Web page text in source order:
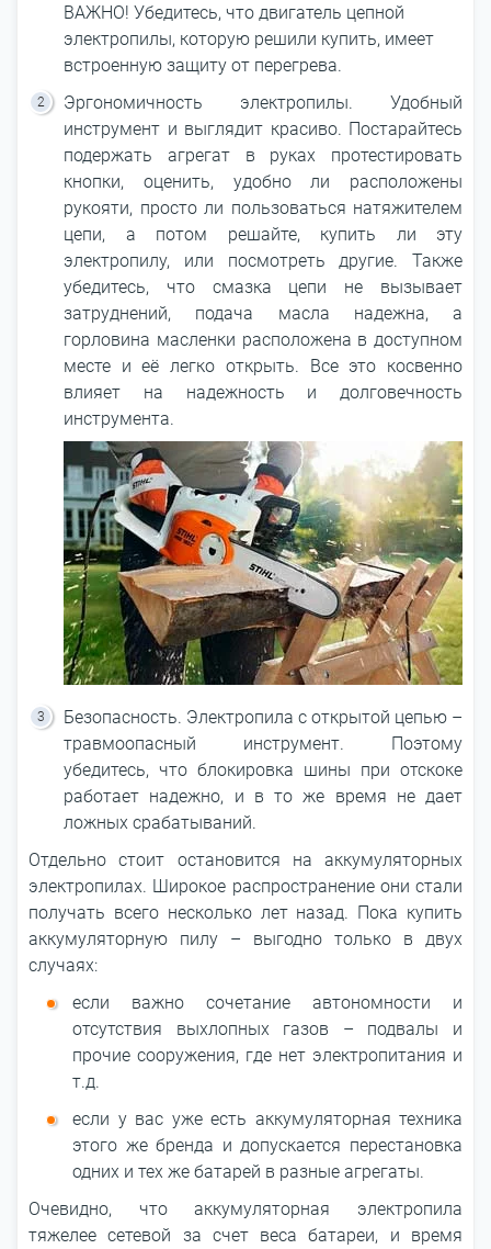
ВАЖНО! Убедитесь, что двигатель цепной
электропилы, которую решили купить, имеет
встроенную защиту от перегрева.
Эргономичность электропилы. Удобный
инструмент и выглядит красиво. Постарайтесь
подержать агрегат в руках протестировать
кнопки, оценить, удобно ли расположены
рукояти, просто ли пользоваться натяжителем
цепи, а потом решайте, купить ли эту
электропилу, или посмотреть другие. Также
убедитесь, что смазка цепи не вызывает
затруднений, подача масла надежна, а
горловина масленки расположена в доступном
месте и её легко открыть. Все это косвенно
влияет на надежность и долговечность
инструмента.
Безопасность. Электропила с открытой цепью –
травмоопасный инструмент. Поэтому
убедитесь, что блокировка шины при отскоке
работает надежно, и в то же время не дает
ложных срабатываний.
Отдельно стоит остановится на аккумуляторных
электропилах. Широкое распространение они стали
получать всего несколько лет назад. Пока купить
аккумуляторную пилу – выгодно только в двух
случаях:
если важно сочетание автономности и
отсутствия выхлопных газов – подвалы и
прочие сооружения, где нет электропитания и
т.д.
если у вас уже есть аккумуляторная техника
этого же бренда и допускается перестановка
одних и тех же батарей в разные агрегаты.
Очевидно, что аккумуляторная электропила
тяжелее сетевой за счет веса батареи, и время